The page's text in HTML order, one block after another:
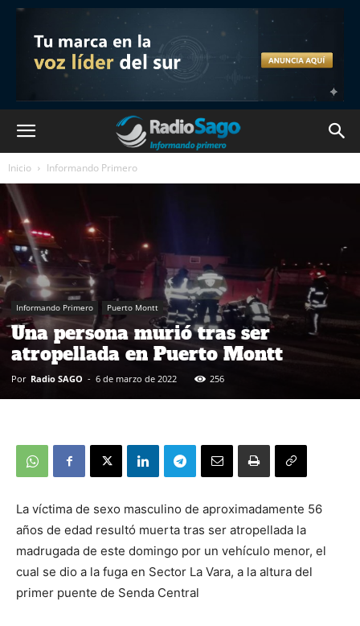
Inicio Informando Primero
Informando Primero Puerto Montt
Una persona murió tras ser
atropellada en Puerto Montt
Por Radio SAGO - 6 de marzo de 2022 256
La víctima de sexo masculino de aproximadamente 56
años de edad resultó muerta tras ser atropellada la
madrugada de este domingo por un vehículo menor, el
cual se dio a la fuga en Sector La Vara, a la altura del
primer puente de Senda Central